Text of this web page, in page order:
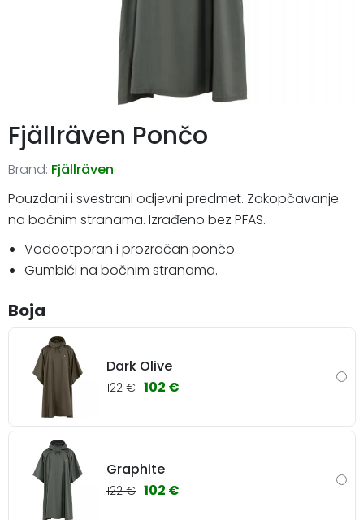
Fjällräven Pončo
Brand: Fjällräven
Pouzdani i svestrani odjevni predmet. Zakopčavanje
na bočnim stranama. Izrađeno bez PFAS.
Vodootporan i prozračan pončo.
Gumbići na bočnim stranama.
Boja
Dark Olive
122 € 102 €
Graphite
122 € 102 €